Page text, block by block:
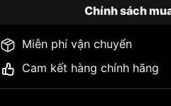
Chính sách
Miễn phí vận chuyển
Cam kết hàng chính hãng